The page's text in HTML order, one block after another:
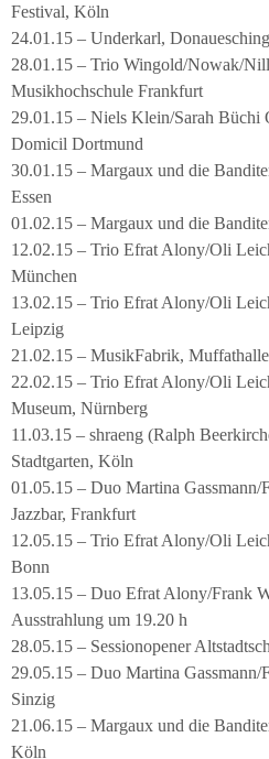
Festival, Köln
24.01.15 – Underkarl,
28.01.15 – Trio Wingold/Nowak/
Musikhochschule Frankfurt
29.01.15 – Niels Klein/Sarah Büchi
Domicil Dortmund
30.01.15 – Margaux und die
Essen
01.02.15 – Margaux und die
12.02.15 – Trio Efrat Alony/Oli
München
13.02.15 – Trio Efrat Alony/Oli
Leipzig
21.02.15 – MusikFabrik,
22.02.15 – Trio Efrat Alony/Oli
Museum, Nürnberg
11.03.15 – shraeng (Ralph
Stadtgarten, Köln
01.05.15 – Duo Martina
Jazzbar, Frankfurt
12.05.15 – Trio Efrat Alony/Oli
Bonn
13.05.15 – Duo Efrat Alony/Frank
Ausstrahlung um 19.20 h
28.05.15 – Sessionopener
29.05.15 – Duo Martina
Sinzig
21.06.15 – Margaux und die
Köln